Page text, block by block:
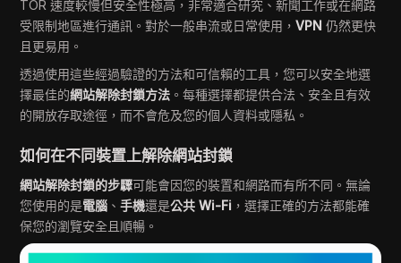
TOR 速度較慢但安全性極高，非常適合研究、新聞工作或在網路
受限制地區進行通訊。對於一般串流或日常使用，VPN 仍然更快
且更易用。
透過使用這些經過驗證的方法和可信賴的工具，您可以安全地選
擇最佳的網站解除封鎖方法 。每種選擇都提供合法、安全且有效
的開放存取途徑，而不會危及您的個人資料或隱私。
如何在不同裝置上解除網站封鎖
網站解除封鎖的步驟可能會因您的裝置和網路而有所不同。無論
您使用的是電腦 、手機還是公共 Wi-Fi ，選擇正確的方法都能確
保您的瀏覽安全且順暢。